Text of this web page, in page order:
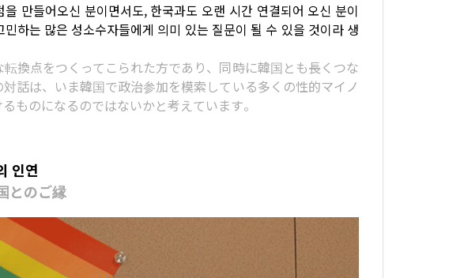
만들어오신 분이면서도, 한국과도 오랜 시간 연결되어 오신 분이
하는 많은 성소수자들에게 의미 있는 질문이 될 수 있을 것이라 생
換点をつくってこられた方であり、同時に韓国とも長くつな
話は、いま韓国で政治参加を模索している多くの性的マイノ
ものになるのではないかと考えています。
인연
とのご縁